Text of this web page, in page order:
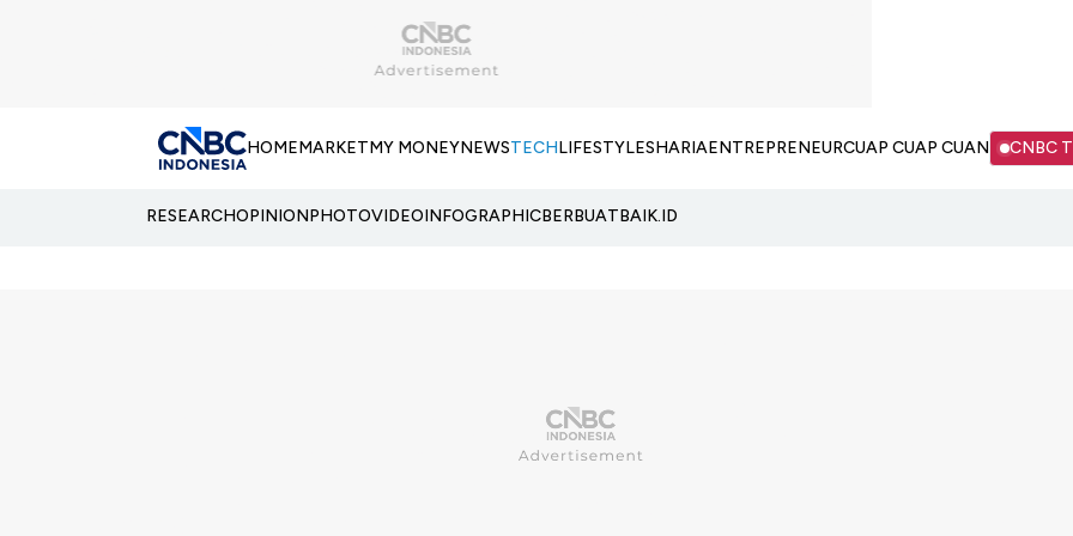
HOMEMARKETMY MONEYNEWSTECHLIFESTYLESHARIAENTREPRENEURCUAP CUAP CUAN CNBC
RESEARCHOPINIONPHOTOVIDEOINFOGRAPHICBERBUATBAIK.ID